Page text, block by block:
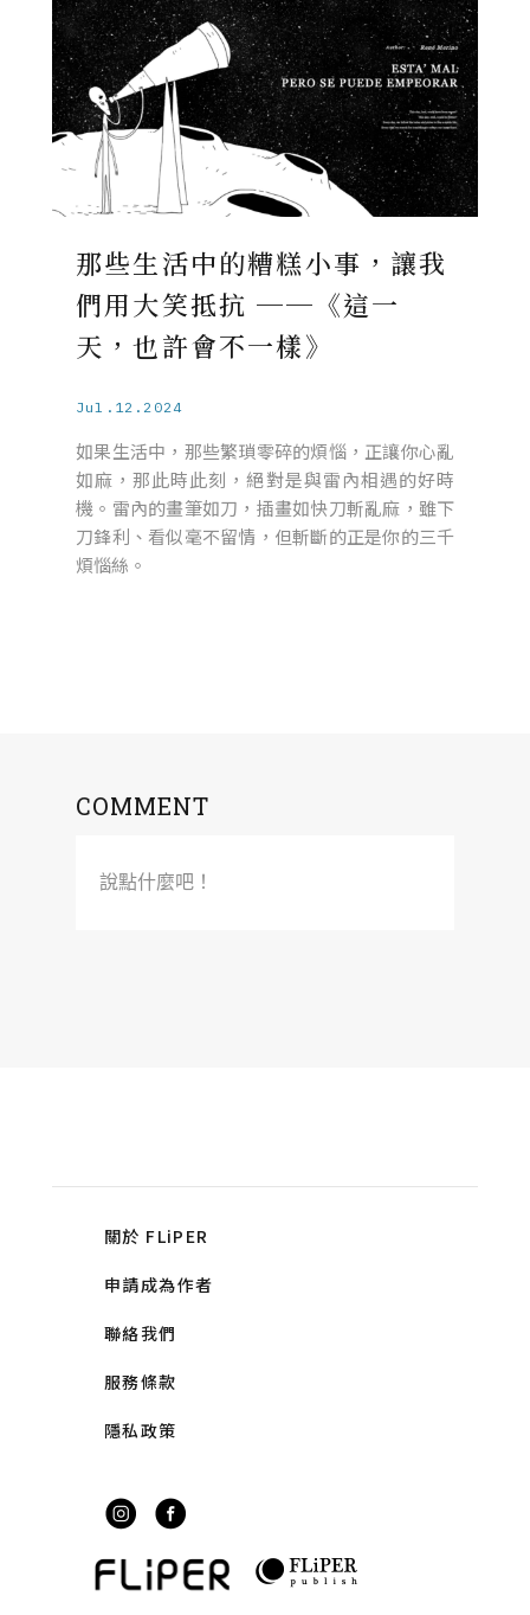
那些生活中的糟糕小事，讓我
們用大笑抵抗 ──《這一
天，也許會不一樣》
Jul.12.2024
如果生活中，那些繁瑣零碎的煩惱，正讓你心亂
如麻，那此時此刻，絕對是與雷內相遇的好時
機。雷內的畫筆如刀，插畫如快刀斬亂麻，雖下
刀鋒利、看似毫不留情，但斬斷的正是你的三千
煩惱絲。
COMMENT
說點什麼吧！
關於 FLiPER
申請成為作者
聯絡我們
服務條款
隱私政策